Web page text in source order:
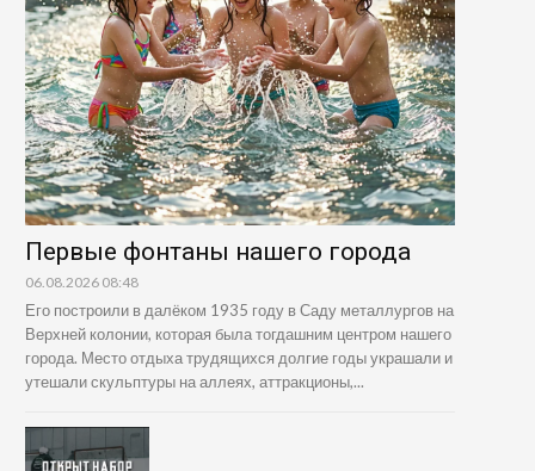
Первые фонтаны нашего города
06.08.2026 08:48
Его построили в далёком 1935 году в Саду металлургов на
Верхней колонии, которая была тогдашним центром нашего
города. Место отдыха трудящихся долгие годы украшали и
утешали скульптуры на аллеях, аттракционы,...